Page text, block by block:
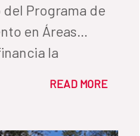
Programa de
en Áreas
la
READ MORE